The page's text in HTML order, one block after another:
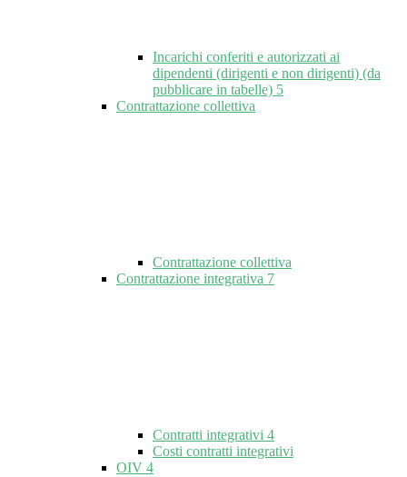
Incarichi conferiti e autorizzati ai
dipendenti (dirigenti e non dirigenti) (da
pubblicare in tabelle) 5
Contrattazione collettiva
Contrattazione collettiva
Contrattazione integrativa 7
Contratti integrativi 4
Costi contratti integrativi
OIV 4